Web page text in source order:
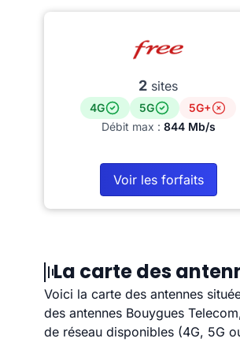
2 sites
4G 5G
5G+
Débit max : 844 Mb/s
Voir les forfaits
La carte des
Voici la carte des antennes
des antennes Bouygues
de réseau disponibles (4G, 5G